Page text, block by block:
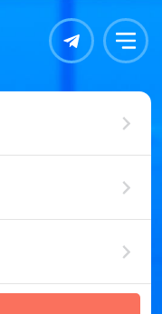
Контакты Меню